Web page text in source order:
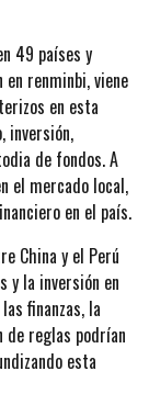
49 países y
en renminbi, viene
en esta
inversión,
de fondos. A
el mercado local,
en el país.
China y el Perú
y la inversión en
finanzas, la
reglas podrían
esta